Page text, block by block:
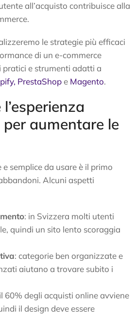
all’acquisto contribuisce alla
le strategie più efficaci
di un e-commerce
pratici e strumenti adatti a
PrestaShope Magento.
aumentare le
semplice da usare è il primo
Alcuni aspetti
: in Svizzera molti utenti
quindi un sito lento scoraggia
: categorie ben organizzate e
aiutano a trovare subito i
60% degli acquisti online avviene
il design deve essere